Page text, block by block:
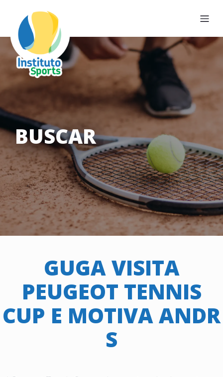
BUSCAR
GUGA VISITA
PEUGEOT TENNIS
CUP E MOTIVA ANDR
S